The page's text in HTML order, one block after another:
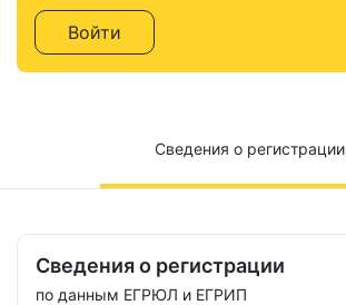
Войти
Сведения о регистрации
Сведения о регистрации
по данным ЕГРЮЛ и ЕГРИП